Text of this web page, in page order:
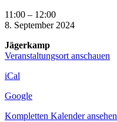
Bergmesse
11:00 – 12:00
8. September 2024
Jägerkamp
Veranstaltungsort anschauen
iCal
Google
Kompletten Kalender ansehen